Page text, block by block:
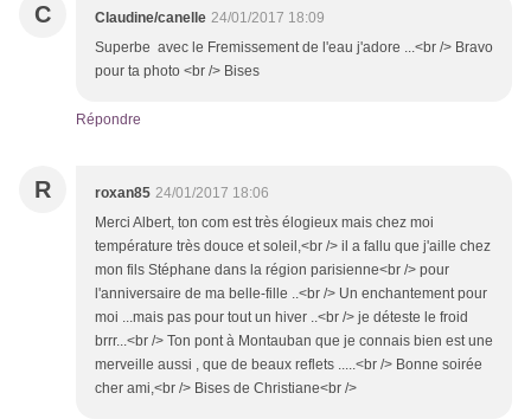
C Claudine/canelle 24/01/2017 18:09
Superbe avec le Fremissement de l'eau j'adore ...<br /> Bravo
pour ta photo <br /> Bises
Répondre
R roxan85 24/01/2017 18:06
Merci Albert, ton com est très élogieux mais chez moi
température très douce et soleil,<br /> il a fallu que j'aille chez
mon fils Stéphane dans la région parisienne<br /> pour
l'anniversaire de ma belle-fille ..<br /> Un enchantement pour
moi ...mais pas pour tout un hiver ..<br /> je déteste le froid
brrr...<br /> Ton pont à Montauban que je connais bien est une
merveille aussi , que de beaux reflets .....<br /> Bonne soirée
cher ami,<br /> Bises de Christiane<br />